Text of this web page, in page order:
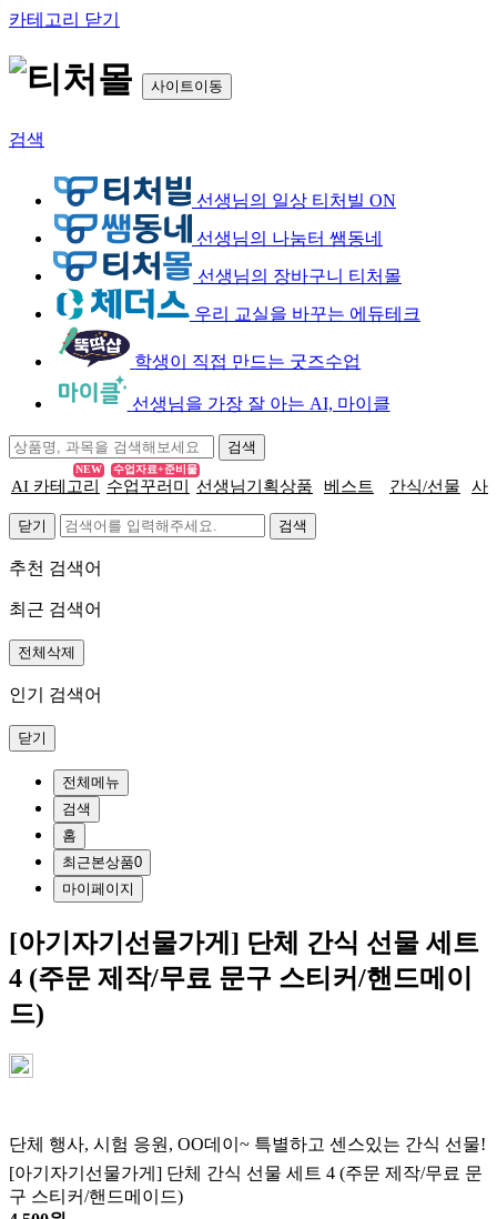
카테고리 닫기
사이트이동
검색
선생님의 일상 티처빌 ON
선생님의 나눔터 쌤동네
선생님의 장바구니 티처몰
우리 교실을 바꾸는 에듀테크
학생이 직접 만드는 굿즈수업
선생님을 가장 잘 아는 AI, 마이클
AI 카테고리
NEW
수업꾸러미
수업자료+준비물
선생님기획상품 베스트 간식/선물 사
닫기
추천 검색어
최근 검색어
전체삭제
인기 검색어
닫기
전체메뉴
검색
홈
최근본상품0
마이페이지
[아기자기선물가게] 단체 간식 선물 세트
4 (주문 제작/무료 문구 스티커/핸드메이
드)
단체 행사, 시험 응원, OO데이~ 특별하고 센스있는 간식 선물!
[아기자기선물가게] 단체 간식 선물 세트 4 (주문 제작/무료 문
구 스티커/핸드메이드)